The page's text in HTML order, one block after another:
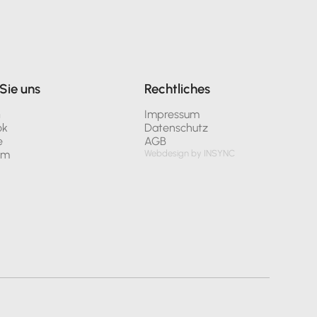
uns Rechtliches
Impressum
Datenschutz
AGB
Webdesign by INSYNC